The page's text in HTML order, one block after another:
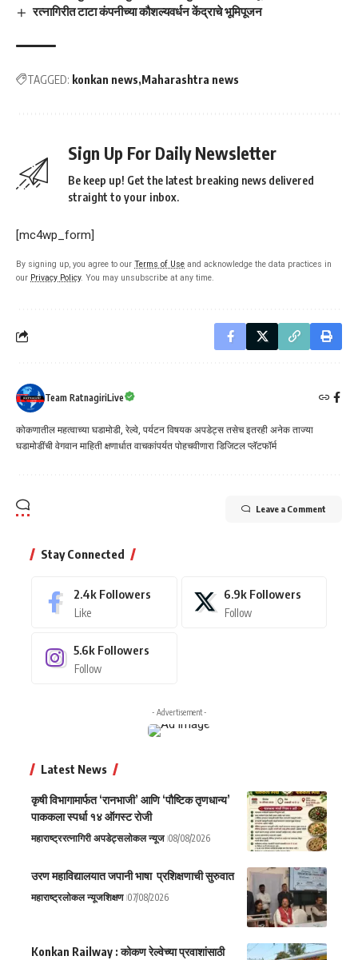
रत्नागिरीत टाटा कंपनीच्या कौशल्यवर्धन केंद्राचे भूमिपूजन
TAGGED: konkan news Maharashtra news
Sign Up For Daily Newsletter
Be keep up! Get the latest breaking news delivered
straight to your inbox.
[mc4wp_form]
By signing up, you agree to our Terms of Use and acknowledge the data practices in
our Privacy Policy. You may unsubscribe at any time.
Team RatnagiriLive
कोकणातील महत्वाच्या घडामोडी, रेल्वे, पर्यटन विषयक अपडेट्स तसेच इतरही अनेक ताज्या
घडामोडींची वेगवान माहिती क्षणार्धात वाचकांपर्यत पोहचवीणारा डिजिटल प्लॅटफॉर्म
Leave a Comment
Stay Connected
2.4k Followers
Like
6.9k Followers
Follow
5.6k Followers
Follow
- Advertisement -
Latest News
कृषी विभागामार्फत ‘रानभाजी’ आणि ‘पौष्टिक तृणधान्य’
पाककला स्पर्धा १४ ऑगस्ट रोजी
महाराष्ट्ररत्नागिरी अपडेट्सलोकल न्यूज 08/08/2026
उरण महाविद्यालयात जपानी भाषा प्रशिक्षणाची सुरुवात
महाराष्ट्रलोकल न्यूजशिक्षण 07/08/2026
Konkan Railway : कोकण रेल्वेच्या प्रवाशांसाठी